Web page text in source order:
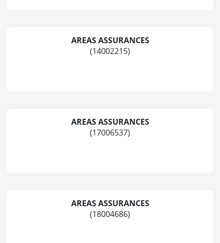
AREAS ASSURANCES
(14002215)
AREAS ASSURANCES
(17006537)
AREAS ASSURANCES
(18004686)